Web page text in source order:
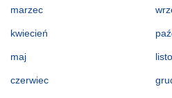
marzec
kwiecień
maj
czerwiec